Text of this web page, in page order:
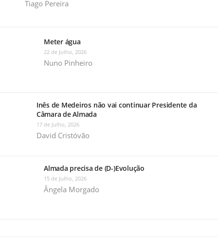
Tiago Pereira
Meter água
22 de Julho, 2026
Nuno Pinheiro
Inês de Medeiros não vai continuar Presidente da
Câmara de Almada
17 de Julho, 2026
David Cristóvão
Almada precisa de (D-)Evolução
15 de Julho, 2026
Ângela Morgado